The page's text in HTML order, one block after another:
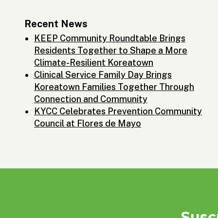
Recent News
KEEP Community Roundtable Brings
Residents Together to Shape a More
Climate-Resilient Koreatown
Clinical Service Family Day Brings
Koreatown Families Together Through
Connection and Community
KYCC Celebrates Prevention Community
Council at Flores de Mayo